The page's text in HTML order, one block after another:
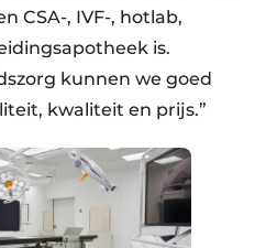
CSA-, IVF-, hotlab,
is.
kunnen we goed
kwaliteit en prijs.”